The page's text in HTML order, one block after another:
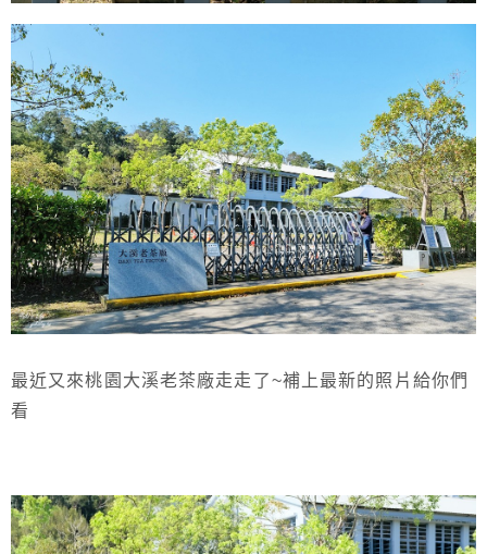
最近又來桃園大溪老茶廠走走了~補上最新的照片給你們
看